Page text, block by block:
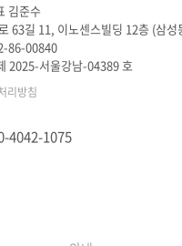
김준수
63길 11, 이노센스빌딩 12층 (삼성
86-00840
2025-서울강남-04389 호
리방침
4042-1075